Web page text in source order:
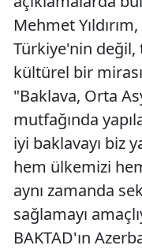
Mehmet
Türkiye'nin değil,
kültürel bir
"Baklava, Orta
mutfağında
iyi baklavayı biz
hem ülkemizi
aynı zamanda
sağlamayı
BAKTAD'ın